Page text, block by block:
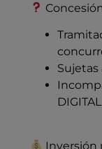
DIGITAL
Inversión